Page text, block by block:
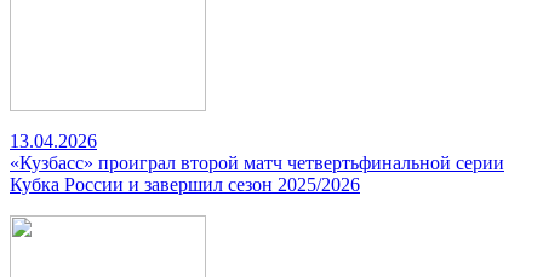
13.04.2026
«Кузбасс» проиграл второй матч четвертьфинальной серии
Кубка России и завершил сезон 2025/2026